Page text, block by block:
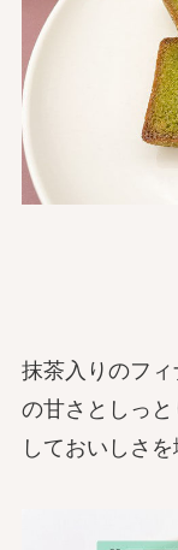
抹茶入りのフィ
の甘さとしっ
しておいしさを